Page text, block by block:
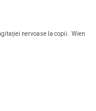
nervoase la copii. Wien